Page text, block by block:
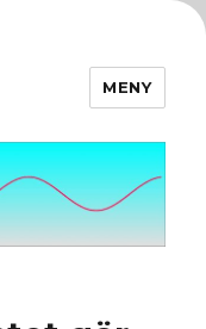
MENY